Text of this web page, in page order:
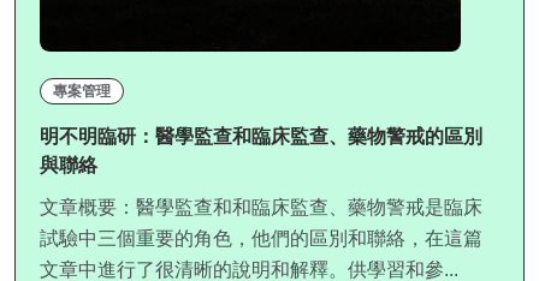
專案管理
明不明臨研：醫學監查和臨床監查、藥物警戒的區別
與聯絡
文章概要：醫學監查和和臨床監查、藥物警戒是臨床
試驗中三個重要的角色，他們的區別和聯絡，在這篇
文章中進行了很清晰的說明和解釋。供學習和參...